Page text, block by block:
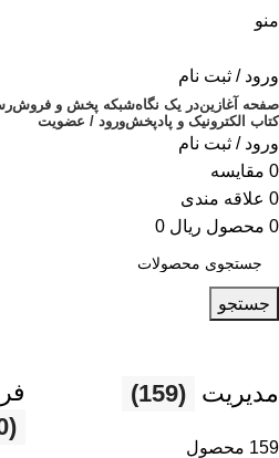
منو
ورود / ثبت نام
صفحه آغازیندر یک نگاهشبکه پخش و فروش
کتاب الکترونیک و پادپخشورود / عضویت
ورود / ثبت نام
0 مقایسه
0 علاقه مندی
0 محصول ریال
جستجو
مديريت (159)
159 محصول
(210)